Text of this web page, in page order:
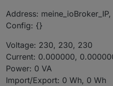
Address: meine_ioBroker_IP,
Config: {}
Voltage: 230, 230, 230
Current: 0.000000,
Power: 0 VA
Import/Export: 0 Wh, 0 Wh